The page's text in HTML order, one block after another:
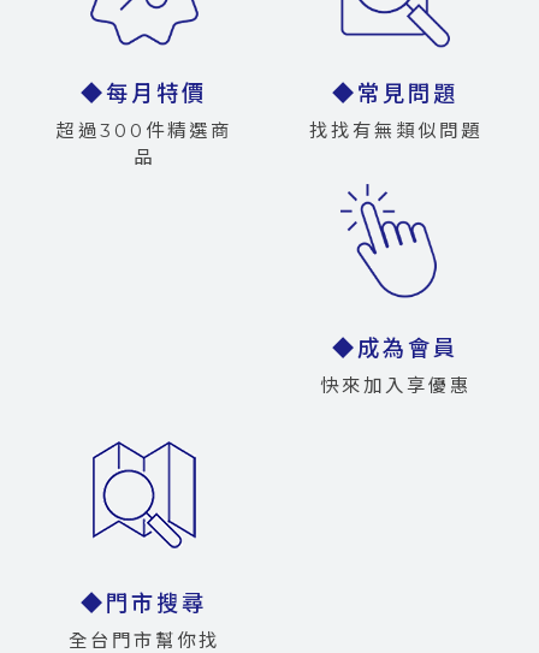
◆每月特價
超過300件精選商
品
◆常見問題
找找有無類似問題
◆成為會員
快來加入享優惠
◆門市搜尋
全台門市幫你找